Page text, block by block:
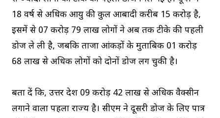
18 वर्ष से अधिक आयु की कुल आबादी करीब 15 करोड़ है,
इसमें से 07 करोड़ 79 लाख लोगों ने अब तक टीके की पहली
डोज ले ली है, जबकि ताजा आंकड़ों के मुताबिक 01 करोड़
68 लाख से अधिक लोगों को दोनों डोज लग चुकी है।
बता दें कि, उत्तर प्रदेश 09 करोड़ 42 लाख से अधिक वैक्सीन
लगाने वाला पहला राज्य है। सीएम ने दूसरी डोज के लिए पात्र